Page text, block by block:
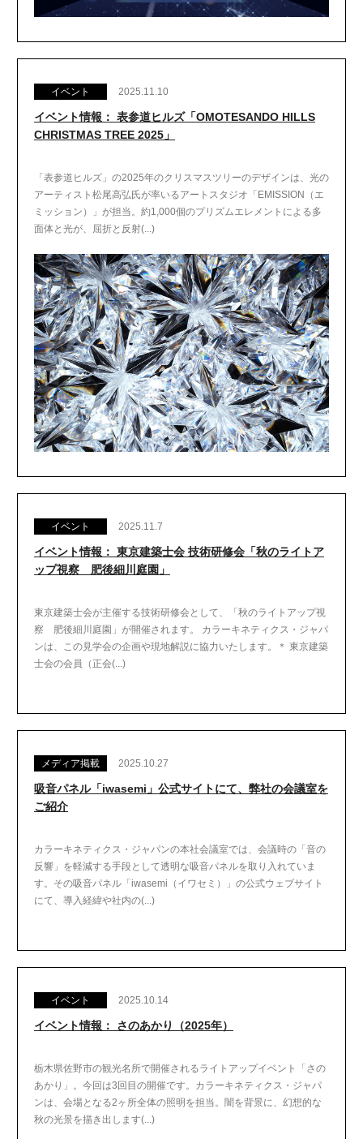
イベント 2025.11.10
イベント情報： 表参道ヒルズ「OMOTESANDO HILLS
CHRISTMAS TREE 2025」
「表参道ヒルズ」の2025年のクリスマスツリーのデザインは、光の
アーティスト松尾高弘氏が率いるアートスタジオ「EMISSION（エ
ミッション）」が担当。約1,000個のプリズムエレメントによる多
面体と光が、屈折と反射(...)
イベント 2025.11.7
イベント情報： 東京建築士会 技術研修会「秋のライトア
ップ視察 肥後細川庭園」
東京建築士会が主催する技術研修会として、「秋のライトアップ視
察 肥後細川庭園」が開催されます。 カラーキネティクス・ジャパ
ンは、この見学会の企画や現地解説に協力いたします。＊ 東京建築
士会の会員（正会(...)
メディア掲載 2025.10.27
吸音パネル「iwasemi」公式サイトにて、弊社の会議室を
ご紹介
カラーキネティクス・ジャパンの本社会議室では、会議時の「音の
反響」を軽減する手段として透明な吸音パネルを取り入れていま
す。その吸音パネル「iwasemi（イワセミ）」の公式ウェブサイト
にて、導入経緯や社内の(...)
イベント 2025.10.14
イベント情報： さのあかり（2025年）
栃木県佐野市の観光名所で開催されるライトアップイベント「さの
あかり」。今回は3回目の開催です。カラーキネティクス・ジャパ
ンは、会場となる2ヶ所全体の照明を担当。闇を背景に、幻想的な
秋の光景を描き出します(...)